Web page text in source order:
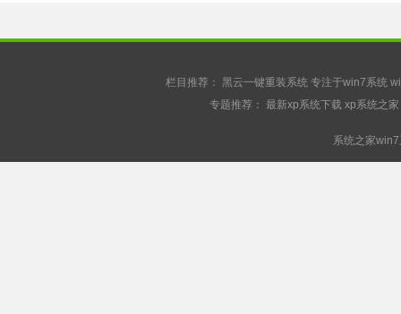
栏目推荐：黑云一键重装系统 专注于win7系统
专题推荐： 最新xp系统下载 xp系统之家
系统之家